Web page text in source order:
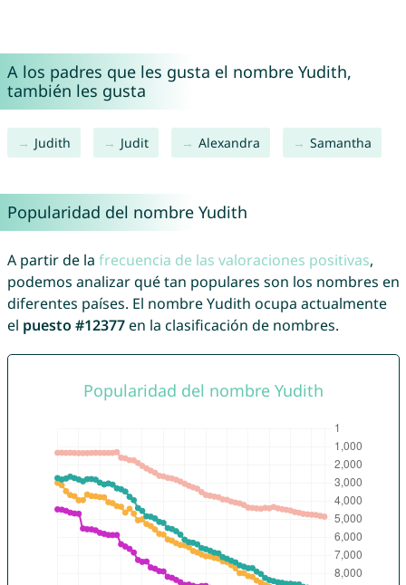
A los padres que les gusta el nombre Yudith,
también les gusta
Judith Judit Alexandra Samantha
Popularidad del nombre Yudith
A partir de la frecuencia de las valoraciones positivas,
podemos analizar qué tan populares son los nombres en
diferentes países. El nombre Yudith ocupa actualmente
el puesto #12377en la clasificación de nombres.